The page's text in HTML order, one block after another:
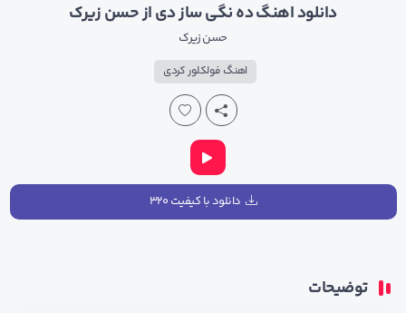
دانلود اهنگ ده نگی ساز دی از حسن زیرک
حسن زیرک
اهنگ فولکلور کردی
دانلود با کیفیت ۳۲۰
توضیحات